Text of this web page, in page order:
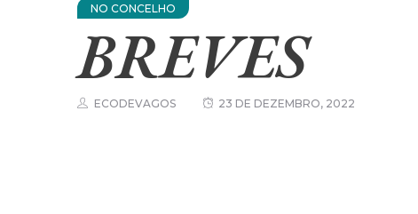
NO CONCELHO
BREVES
ECODEVAGOS 23 DE DEZEMBRO, 2022